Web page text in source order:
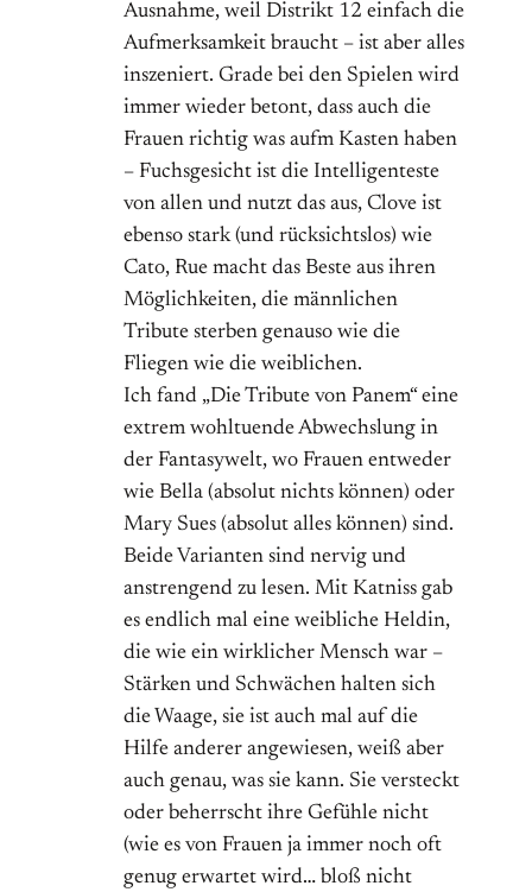
Ausnahme, weil Distrikt 12 einfach die
Aufmerksamkeit braucht – ist aber alles
inszeniert. Grade bei den Spielen wird
immer wieder betont, dass auch die
Frauen richtig was aufm Kasten haben
– Fuchsgesicht ist die Intelligenteste
von allen und nutzt das aus, Clove ist
ebenso stark (und rücksichtslos) wie
Cato, Rue macht das Beste aus ihren
Möglichkeiten, die männlichen
Tribute sterben genauso wie die
Fliegen wie die weiblichen.
Ich fand „Die Tribute von Panem“ eine
extrem wohltuende Abwechslung in
der Fantasywelt, wo Frauen entweder
wie Bella (absolut nichts können) oder
Mary Sues (absolut alles können) sind.
Beide Varianten sind nervig und
anstrengend zu lesen. Mit Katniss gab
es endlich mal eine weibliche Heldin,
die wie ein wirklicher Mensch war –
Stärken und Schwächen halten sich
die Waage, sie ist auch mal auf die
Hilfe anderer angewiesen, weiß aber
auch genau, was sie kann. Sie versteckt
oder beherrscht ihre Gefühle nicht
(wie es von Frauen ja immer noch oft
genug erwartet wird… bloß nicht